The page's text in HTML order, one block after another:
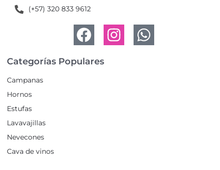
(+57) 320 833 9612
Categorías Populares
Campanas
Hornos
Estufas
Lavavajillas
Nevecones
Cava de vinos